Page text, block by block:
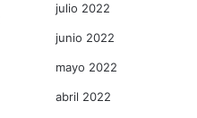
julio 2022
junio 2022
mayo 2022
abril 2022